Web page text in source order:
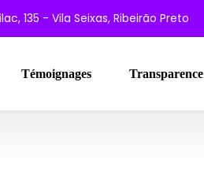
135 - Vila Seixas, Ribeirão Preto
Témoignages Transparence